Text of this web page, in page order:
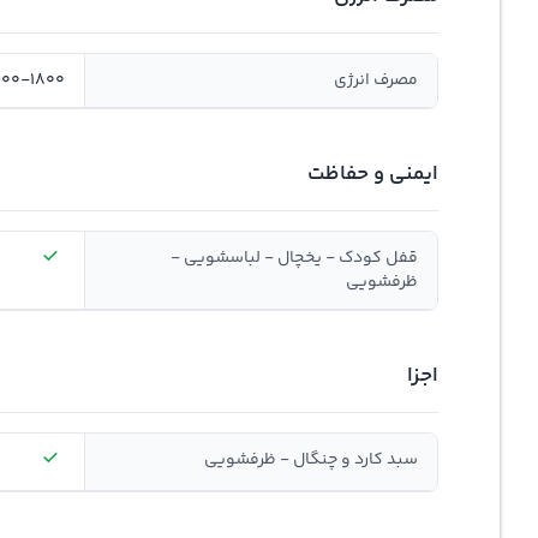
مصرف انرژی 1600-1800
ایمنی و حفاظت
قفل کودک - یخچال - لباسشویی -
ظرفشویی
اجزا
سبد کارد و چنگال - ظرفشویی